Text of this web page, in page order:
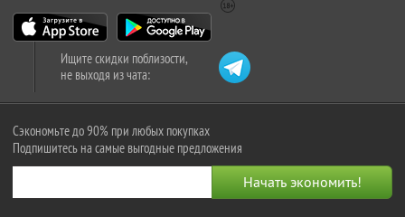
Ищите скидки поблизости,
не выходя из чата:
Сэкономьте до 90% при любых покупках
Подпишитесь на самые выгодные предложения